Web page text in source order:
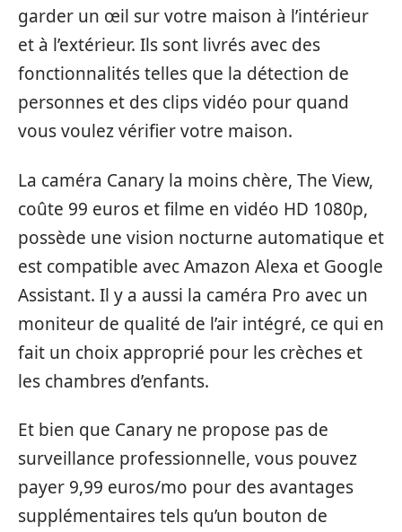
garder un œil sur votre maison à l’intérieur
et à l’extérieur. Ils sont livrés avec des
fonctionnalités telles que la détection de
personnes et des clips vidéo pour quand
vous voulez vérifier votre maison.
La caméra Canary la moins chère, The View,
coûte 99 euros et filme en vidéo HD 1080p,
possède une vision nocturne automatique et
est compatible avec Amazon Alexa et Google
Assistant. Il y a aussi la caméra Pro avec un
moniteur de qualité de l’air intégré, ce qui en
fait un choix approprié pour les crèches et
les chambres d’enfants.
Et bien que Canary ne propose pas de
surveillance professionnelle, vous pouvez
payer 9,99 euros/mo pour des avantages
supplémentaires tels qu’un bouton de